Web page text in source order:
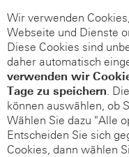
Wir verwenden
Webseite und Dienste
Diese Cookies sind
daher automatisch
verwenden wir
Tage zu speichern.
können auswählen, ob
Wählen Sie dazu "Alle
Entscheiden Sie sich
Cookies, dann wählen